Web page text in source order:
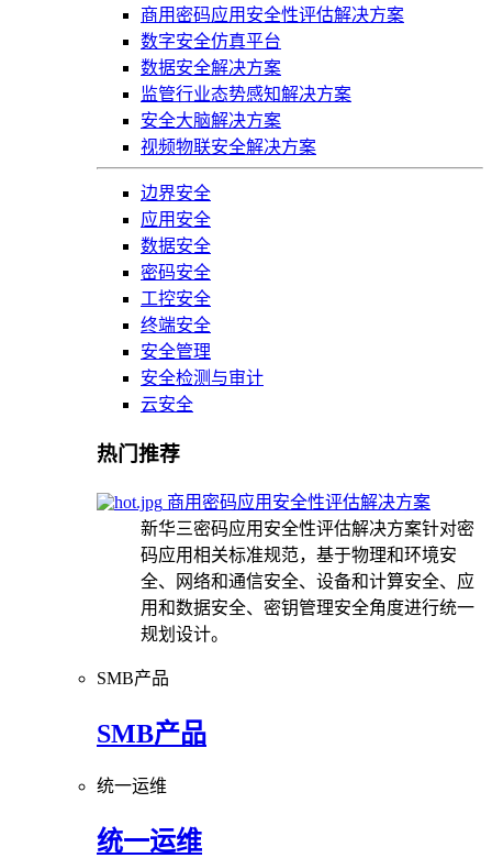
商用密码应用安全性评估解决方案
数字安全仿真平台
数据安全解决方案
监管行业态势感知解决方案
安全大脑解决方案
视频物联安全解决方案
边界安全
应用安全
数据安全
密码安全
工控安全
终端安全
安全管理
安全检测与审计
云安全
热门推荐
商用密码应用安全性评估解决方案
新华三密码应用安全性评估解决方案针对密
码应用相关标准规范，基于物理和环境安
全、网络和通信安全、设备和计算安全、应
用和数据安全、密钥管理安全角度进行统一
规划设计。
SMB产品
SMB产品
统一运维
统一运维